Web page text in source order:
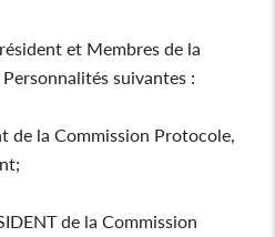
et Membres de la
suivantes :
de la Commission Protocole,
de la Commission